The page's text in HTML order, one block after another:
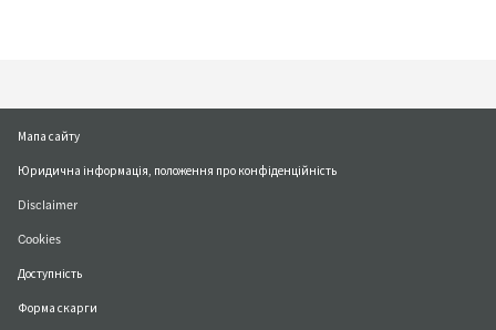
Мапа сайту
Юридична інформація, положення про конфіденційність
Disclaimer
Cookies
Доступність
Форма скарги